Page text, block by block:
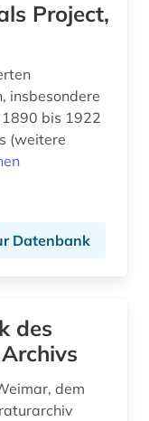
(1)
Project,
insbesondere
bis 1922
(weitere
Datenbank
des
dem